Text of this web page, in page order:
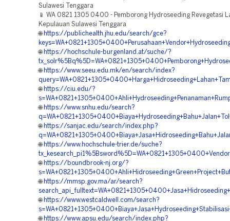
Sulawesi Tenggara
📱 WA 0821 1305 0400 - Pemborong Hydroseeding Revegetasi
Kepulauan Sulawesi Tenggara
🌐 https://publichealth.jhu.edu/search/gce?
🌐 https://hochschule-burgenland.at/suche/?
🌐 https://www.seeu.edu.mk/en/search/index?
🌐 https://ciu.edu/?
🌐 https://www.snhu.edu/search?
🌐 https://sanjac.edu/search/index.php?
🌐 https://www.hochschule-trier.de/suche?
🌐 https://boundbrook-nj.org/?
🌐 https://mmsp.gov.ma/ar/search?
🌐 https://www.westcaldwell.com/search?
🌐 https://www.apsu.edu/search/index.php?